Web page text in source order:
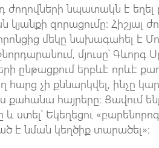
ժողովների նպատակն է
կյանքի զորացումը։ Հիշյալ
մեկը նախագահել է
մյուսը՝ Գևորգ
ընթացքում երբևէ որևէ
հարց չի քննարկվել, ինչը
քահանա հայրերը։ Ցավում
և ստել՝ Եկեղեցու
է նման կեղծիք տարածել»։